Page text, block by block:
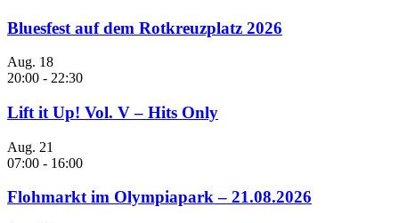
Bluesfest auf dem Rotkreuzplatz 2026
Aug. 18
20:00 - 22:30
Lift it Up! Vol. V – Hits Only
Aug. 21
07:00 - 16:00
Flohmarkt im Olympiapark – 21.08.2026